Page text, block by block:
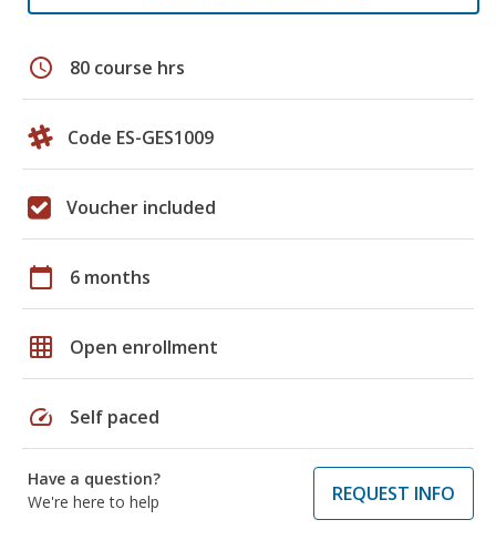
schedule 80 course hrs
Code ES-GES1009
Voucher included
calendar_today 6 months
grid_on Open enrollment
speed Self paced
Have a question?
We're here to help
REQUEST INFO